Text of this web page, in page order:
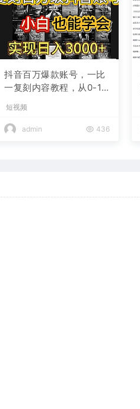
抖音百万爆款账号，一比
一复刻内容教程，从0-1
复制爆款，月入10w+
短视频
admin 436